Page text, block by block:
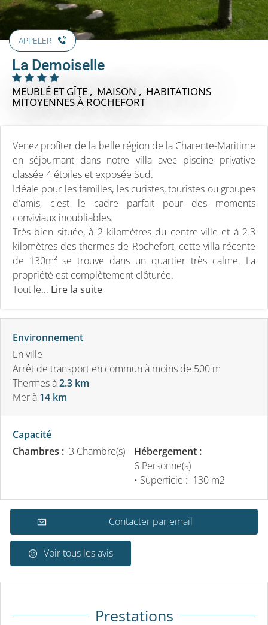
APPELER
La Demoiselle
MEUBLÉ ET GÎTE , MAISON , HABITATIONS
MITOYENNESÀ ROCHEFORT
Venez profiter de la belle région de la Charente-Maritime
en séjournant dans notre villa avec piscine privative
classée 4 étoiles et exposée Sud.
Idéale pour les familles, les curistes, touristes ou groupes
d'amis, c'est le cadre parfait pour des moments
conviviaux inoubliables.
Très bien située, à 2 kilomètres du centre-ville et à 2.3
kilomètres des thermes de Rochefort, cette villa récente
de 130m² se trouve dans un quartier très calme. La
propriété est complètement clôturée.
Tout le... Lire la suite
Environnement
En ville
Arrêt de transport en commun à moins de 500 m
Thermesà2.3 km
Merà 14 km
Capacité
Chambres : 3 Chambre(s)
Hébergement :
6 Personne(s)
• Superficie : 130 m2
Contacter par email
Voir tous les avis
Prestations